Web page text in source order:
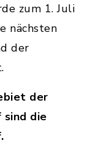
zum 1. Juli
nächsten
der
der
die